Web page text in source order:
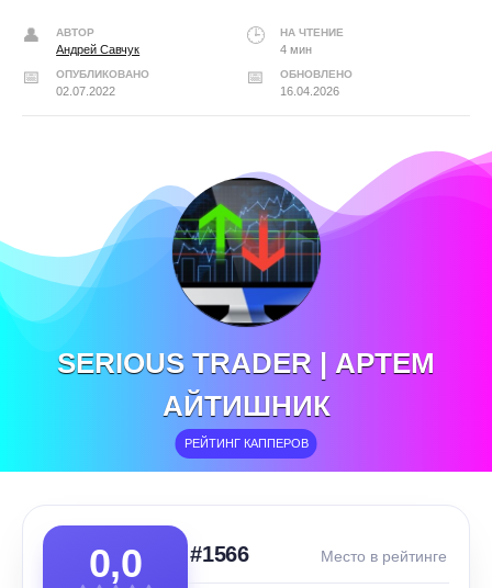
АВТОР
Андрей Савчук
НА ЧТЕНИЕ
4 мин
ОПУБЛИКОВАНО
02.07.2022
ОБНОВЛЕНО
16.04.2026
SERIOUS TRADER | АРТЕМ
АЙТИШНИК
РЕЙТИНГ КАППЕРОВ
0,0 #1566 Место в рейтинге